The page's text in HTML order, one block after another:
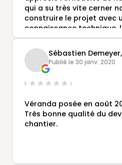
qui a su très vite cerner
construire le projet avec
connaissance technique,
esprit de convivialité, de
envie sincère
TOUTES les étapes du
et les poseurs ne sont
aussi ont vraiment donné
leur conscience
et Rony, poseurs fort
Paris jusqu'à chez nous.
Sébastien Demeyer,
Publié le 30 janv. 2020
Véranda posée en août
Très bonne qualité du
chantier.